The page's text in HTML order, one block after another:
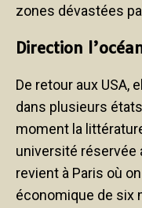
zones dévastées
Direction
De retour aux USA,
dans plusieurs
moment la
université réservée
revient à Paris où
économique de six